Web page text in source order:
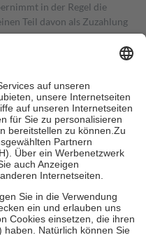
in der Regel die
Teil davon als Zuzahlung
in Höhe von zehn
nie mehr als die tatsächlichen
für Online-Apotheken.
beträgt die
zehn Euro je
für ihre eigene Gesundheit zu
Familie zu unterstützen,
18. Lebensjahr